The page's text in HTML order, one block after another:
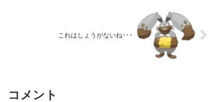
これはしょうがないね･･･
コメント